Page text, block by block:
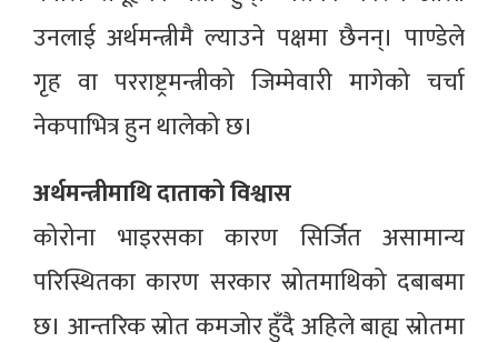
उनलाई अर्थमन्त्रीमै ल्याउने पक्षमा छैनन्। पाण्डेले
गृह वा परराष्ट्रमन्त्रीको जिम्मेवारी मागेको चर्चा
नेकपाभित्र हुन थालेको छ।
अर्थमन्त्रीमाथि दाताको विश्वास
कोरोना भाइरसका कारण सिर्जित असामान्य
परिस्थितका कारण सरकार स्रोतमाथिको दबाबमा
छ। आन्तरिक स्रोत कमजोर हुँदै अहिले बाह्य स्रोतमा